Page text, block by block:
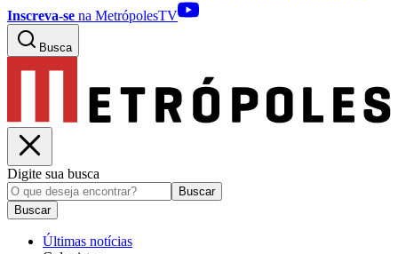
Inscreva-se na MetrópolesTV
Busca
Digite sua busca
Buscar
Buscar
Últimas notícias